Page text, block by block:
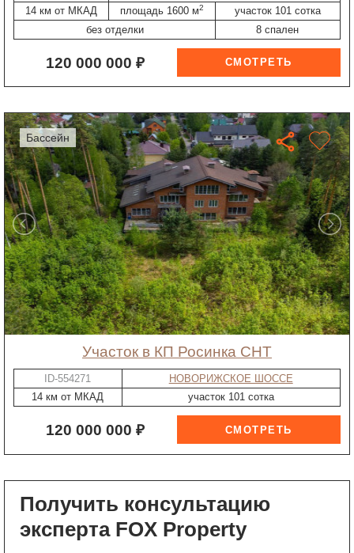
14 км от МКАД
площадь 1600 м2
участок 101 сотка
без отделки
8 спален
120 000 000 ₽
бассейн
участок в КП Росинка СНТ
ID-554271
НОВОРИЖСКОЕ ШОССЕ
14 км от МКАД
участок 101 сотка
120 000 000 ₽
Получить консультацию
эксперта FOX Property